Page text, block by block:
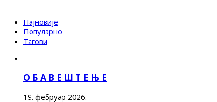
Најновије
Популарно
Тагови
О Б А В Е Ш Т Е Њ Е
19. фебруар 2026.